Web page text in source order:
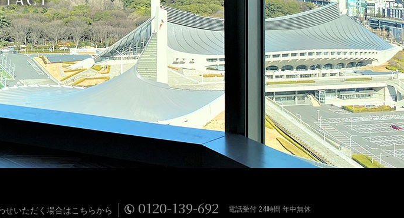
せいただく場合はこちらから 0120-139-692 電話受付 24時間 年中無休